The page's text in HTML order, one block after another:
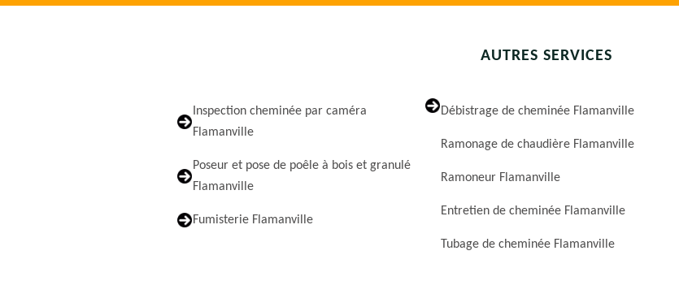
AUTRES SERVICES
Inspection cheminée par caméra
Flamanville
Poseur et pose de poêle à bois et granulé
Flamanville
Fumisterie Flamanville
Débistrage de cheminée Flamanville
Ramonage de chaudière Flamanville
Ramoneur Flamanville
Entretien de cheminée Flamanville
Tubage de cheminée Flamanville